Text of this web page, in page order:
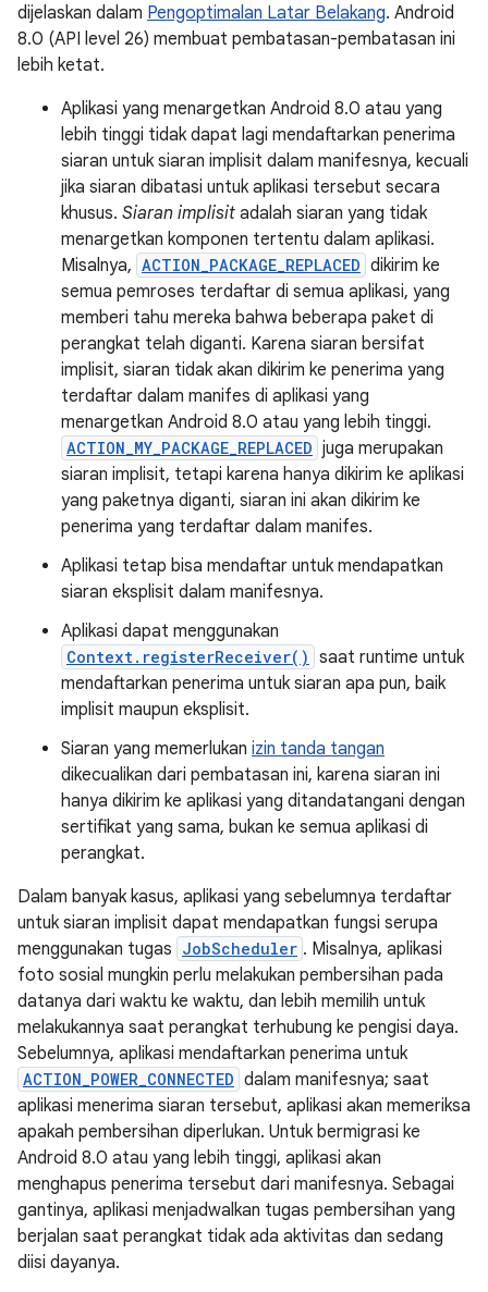
dijelaskan dalam Pengoptimalan Latar Belakang. Android
8.0 (API level 26) membuat pembatasan-pembatasan ini
lebih ketat.
Aplikasi yang menargetkan Android 8.0 atau yang
lebih tinggi tidak dapat lagi mendaftarkan penerima
siaran untuk siaran implisit dalam manifesnya, kecuali
jika siaran dibatasi untuk aplikasi tersebut secara
khusus. Siaran implisit adalah siaran yang tidak
menargetkan komponen tertentu dalam aplikasi.
Misalnya, ACTION_PACKAGE_REPLACED dikirim ke
semua pemroses terdaftar di semua aplikasi, yang
memberi tahu mereka bahwa beberapa paket di
perangkat telah diganti. Karena siaran bersifat
implisit, siaran tidak akan dikirim ke penerima yang
terdaftar dalam manifes di aplikasi yang
menargetkan Android 8.0 atau yang lebih tinggi.
ACTION_MY_PACKAGE_REPLACED juga merupakan
siaran implisit, tetapi karena hanya dikirim ke aplikasi
yang paketnya diganti, siaran ini akan dikirim ke
penerima yang terdaftar dalam manifes.
Aplikasi tetap bisa mendaftar untuk mendapatkan
siaran eksplisit dalam manifesnya.
Aplikasi dapat menggunakan
Context.registerReceiver() saat runtime untuk
mendaftarkan penerima untuk siaran apa pun, baik
implisit maupun eksplisit.
Siaran yang memerlukan izin tanda tangan
dikecualikan dari pembatasan ini, karena siaran ini
hanya dikirim ke aplikasi yang ditandatangani dengan
sertifikat yang sama, bukan ke semua aplikasi di
perangkat.
Dalam banyak kasus, aplikasi yang sebelumnya terdaftar
untuk siaran implisit dapat mendapatkan fungsi serupa
menggunakan tugas JobScheduler . Misalnya, aplikasi
foto sosial mungkin perlu melakukan pembersihan pada
datanya dari waktu ke waktu, dan lebih memilih untuk
melakukannya saat perangkat terhubung ke pengisi daya.
Sebelumnya, aplikasi mendaftarkan penerima untuk
ACTION_POWER_CONNECTED dalam manifesnya; saat
aplikasi menerima siaran tersebut, aplikasi akan memeriksa
apakah pembersihan diperlukan. Untuk bermigrasi ke
Android 8.0 atau yang lebih tinggi, aplikasi akan
menghapus penerima tersebut dari manifesnya. Sebagai
gantinya, aplikasi menjadwalkan tugas pembersihan yang
berjalan saat perangkat tidak ada aktivitas dan sedang
diisi dayanya.